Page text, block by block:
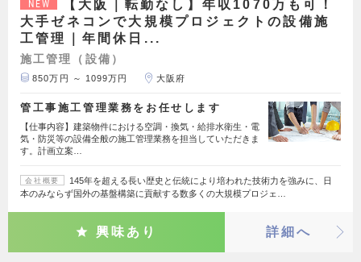
NEW
【大阪｜転勤なし】年収1070万も可！
大手ゼネコンで大規模プロジェクトの設備施
工管理｜年間休日...
施工管理（設備）
850万円 ～ 1099万円 大阪府
管工事施工管理業務をお任せします
【仕事内容】建築物件における空調・換気・給排水衛生・電
気・防災等の設備全般の施工管理業務を担当していただきま
す。計画立案…
会社概要
145年を超える長い歴史と伝統により培われた技術力を強みに、日
本のみならず国外の基盤構築に貢献する数多くの大規模プロジェ…
興味あり 詳細へ